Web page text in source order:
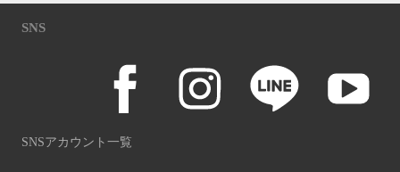
SNS
SNSアカウント一覧